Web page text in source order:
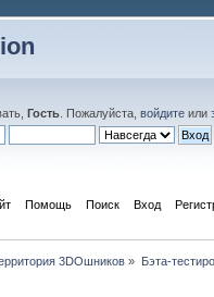
Гость. Пожалуйста, войдитеили
Помощь Поиск Вход
3DOшников » Бэта-